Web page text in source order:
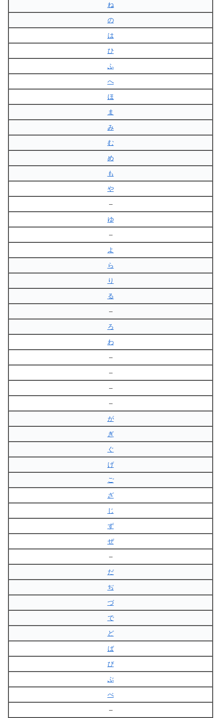
ね
の
は
ひ
ふ
へ
ほ
ま
み
む
め
も
や
–
ゆ
–
よ
ら
り
る
–
ろ
わ
–
–
–
–
が
ぎ
ぐ
げ
ご
ざ
じ
ず
ぜ
–
だ
ぢ
づ
で
ど
ば
び
ぶ
べ
–